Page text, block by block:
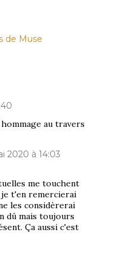
de Muse
au travers
2020 à 14:03
me touchent
t'en remercierai
les considèrerai
dû mais toujours
Ça aussi c'est